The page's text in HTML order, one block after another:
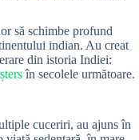
să schimbe profund
indian. Au creat
din istoria Indiei:
în secolele următoare.
cuceriri, au ajuns în